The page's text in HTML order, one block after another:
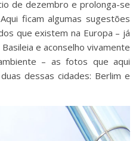
de dezembro e prolonga-se
ficam algumas sugestões
que existem na Europa – já
e aconselho vivamente
– as fotos que aqui
dessas cidades: Berlim e